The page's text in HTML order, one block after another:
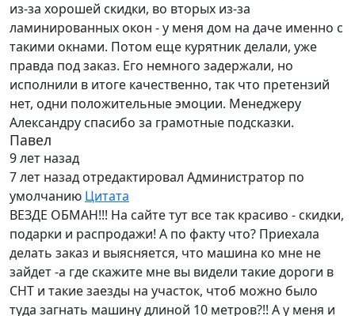
из-за хорошей скидки, во вторых из-за
ламинированных окон - у меня дом на даче именно с
такими окнами. Потом еще курятник делали, уже
правда под заказ. Его немного задержали, но
исполнили в итоге качественно, так что претензий
нет, одни положительные эмоции. Менеджеру
Александру спасибо за грамотные подсказки.
Павел
9 лет назад
7 лет назад отредактировал Администратор по
умолчанию Цитата
ВЕЗДЕ ОБМАН!!! На сайте тут все так красиво - скидки,
подарки и распродажи! А по факту что? Приехала
делать заказ и выясняется, что машина ко мне не
зайдет -а где скажите мне вы видели такие дороги в
СНТ и такие заезды на участок, чтоб можно было
туда загнать машину длиной 10 метров?!! А у меня и